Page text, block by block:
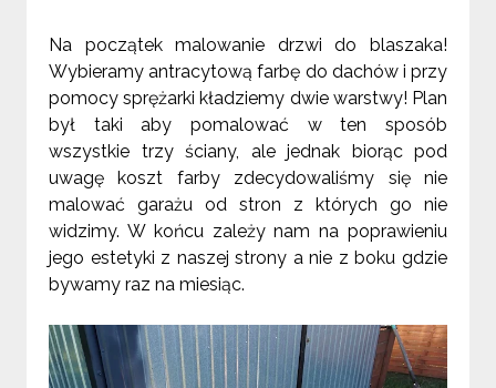
Na początek malowanie drzwi do blaszaka!
Wybieramy antracytową farbę do dachów i przy
pomocy sprężarki kładziemy dwie warstwy! Plan
był taki aby pomalować w ten sposób
wszystkie trzy ściany, ale jednak biorąc pod
uwagę koszt farby zdecydowaliśmy się nie
malować garażu od stron z których go nie
widzimy. W końcu zależy nam na poprawieniu
jego estetyki z naszej strony a nie z boku gdzie
bywamy raz na miesiąc.